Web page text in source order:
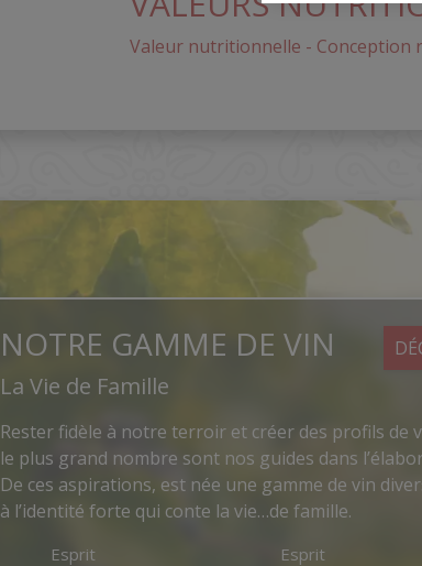
Valeur nutritionnelle - Conception
NOTRE GAMME DE VIN
La Vie de Famille
Rester fidèle à notre terroir et créer des profils de
le plus grand nombre sont nos guides dans
De ces aspirations, est née une gamme de vin
à l’identité forte qui conte la vie…de famille.
Esprit
Esprit